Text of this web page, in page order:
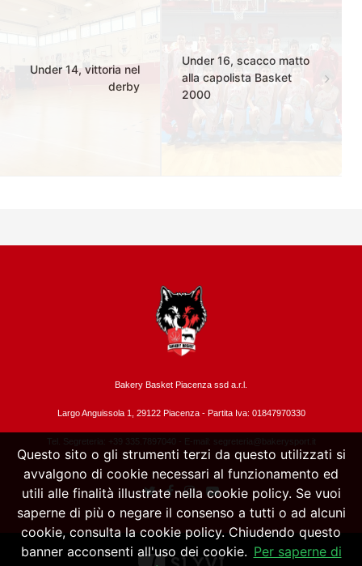
Under 14, vittoria nel
derby
Under 16, scacco matto
alla capolista Basket
2000
Bakery Basket Piacenza ssd a.r.l.
Largo Anguissola 1, 29122 Piacenza - Partita Iva: 01847970330
Tel. Segreteria: +39 335.7897040 - E-mail: segreteria@bakerysport.it
Questo sito o gli strumenti terzi da questo utilizzati si
avvalgono di cookie necessari al funzionamento ed
utili alle finalità illustrate nella cookie policy. Se vuoi
saperne di più o negare il consenso a tutti o ad alcuni
cookie, consulta la cookie policy. Chiudendo questo
banner acconsenti all'uso dei cookie. Per saperne di